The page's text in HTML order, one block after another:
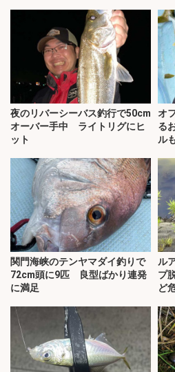
夜のリバーシーバス釣行で50cm
オーバー手中 ライトリグにヒ
ット
オ
る
ル
関門海峡のテンヤマダイ釣りで
72cm頭に9匹 良型ばかり連発
に満足
ル
プ
ど